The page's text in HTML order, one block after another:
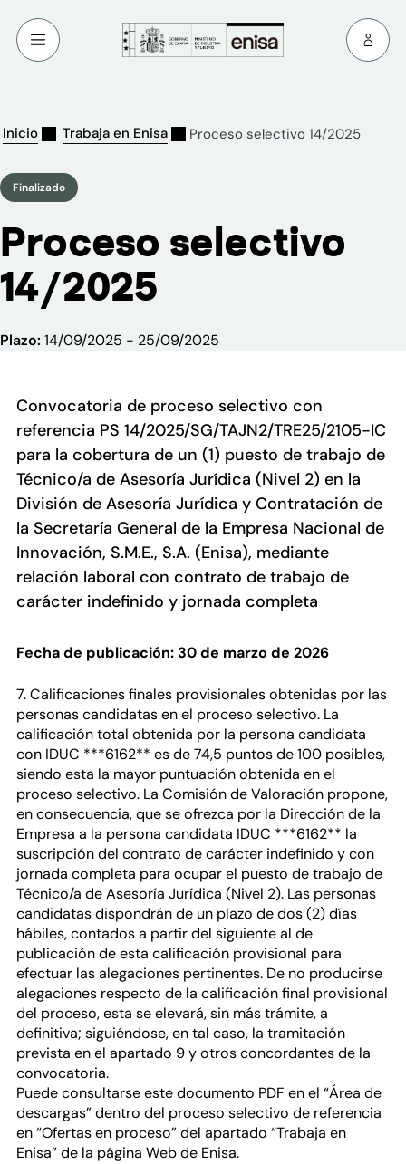
Inicio Trabaja en Enisa Proceso selectivo 14/2025
Finalizado
Proceso selectivo
14/2025
Plazo: 14/09/2025 - 25/09/2025
Convocatoria de proceso selectivo con
referencia PS 14/2025/SG/TAJN2/TRE25/2105-IC
para la cobertura de un (1) puesto de trabajo de
Técnico/a de Asesoría Jurídica (Nivel 2) en la
División de Asesoría Jurídica y Contratación de
la Secretaría General de la Empresa Nacional de
Innovación, S.M.E., S.A. (Enisa), mediante
relación laboral con contrato de trabajo de
carácter indefinido y jornada completa
Fecha de publicación: 30 de marzo de 2026
7. Calificaciones finales provisionales obtenidas por las
personas candidatas en el proceso selectivo. La
calificación total obtenida por la persona candidata
con IDUC ***6162** es de 74,5 puntos de 100 posibles,
siendo esta la mayor puntuación obtenida en el
proceso selectivo. La Comisión de Valoración propone,
en consecuencia, que se ofrezca por la Dirección de la
Empresa a la persona candidata IDUC ***6162** la
suscripción del contrato de carácter indefinido y con
jornada completa para ocupar el puesto de trabajo de
Técnico/a de Asesoría Jurídica (Nivel 2). Las personas
candidatas dispondrán de un plazo de dos (2) días
hábiles, contados a partir del siguiente al de
publicación de esta calificación provisional para
efectuar las alegaciones pertinentes. De no producirse
alegaciones respecto de la calificación final provisional
del proceso, esta se elevará, sin más trámite, a
definitiva; siguiéndose, en tal caso, la tramitación
prevista en el apartado 9 y otros concordantes de la
convocatoria.
Puede consultarse este documento PDF en el “Área de
descargas” dentro del proceso selectivo de referencia
en “Ofertas en proceso” del apartado “Trabaja en
Enisa” de la página Web de Enisa.